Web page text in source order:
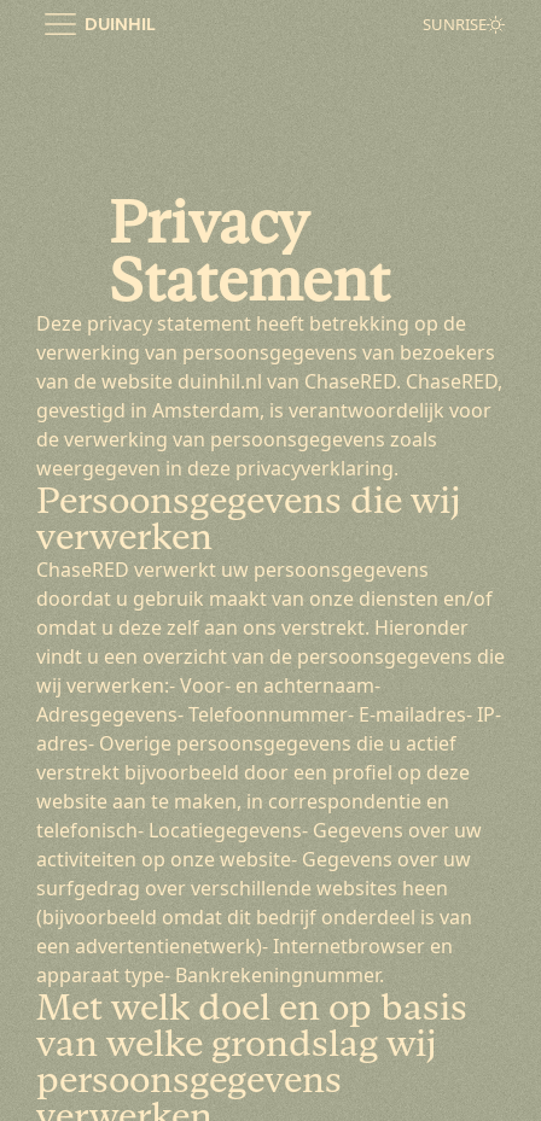
inhoud
DUINHIL SUNRISE
Privacy
Statement
Deze privacy statement heeft betrekking op de
verwerking van persoonsgegevens van bezoekers
van de website duinhil.nl van ChaseRED. ChaseRED,
gevestigd in Amsterdam, is verantwoordelijk voor
de verwerking van persoonsgegevens zoals
weergegeven in deze privacyverklaring.
Persoonsgegevens die wij
verwerken
ChaseRED verwerkt uw persoonsgegevens
doordat u gebruik maakt van onze diensten en/of
omdat u deze zelf aan ons verstrekt. Hieronder
vindt u een overzicht van de persoonsgegevens die
wij verwerken:- Voor- en achternaam-
Adresgegevens- Telefoonnummer- E-mailadres- IP-
adres- Overige persoonsgegevens die u actief
verstrekt bijvoorbeeld door een profiel op deze
website aan te maken, in correspondentie en
telefonisch- Locatiegegevens- Gegevens over uw
activiteiten op onze website- Gegevens over uw
surfgedrag over verschillende websites heen
(bijvoorbeeld omdat dit bedrijf onderdeel is van
een advertentienetwerk)- Internetbrowser en
apparaat type- Bankrekeningnummer.
Met welk doel en op basis
van welke grondslag wij
persoonsgegevens